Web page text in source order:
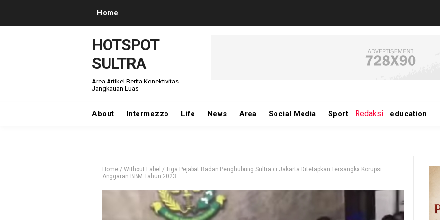
Home
HOTSPOT
SULTRA
Area Artikel Berita Konektivitas
Jangkauan Luas
About Intermezzo Life News Area Social Media Sport Redaksi education
Home / Without Label / Tiga Pejabat Badan Penghubung Sultra di Jakarta Ditetapkan Tersangka Korupsi
Anggaran BBM Tahun 2023